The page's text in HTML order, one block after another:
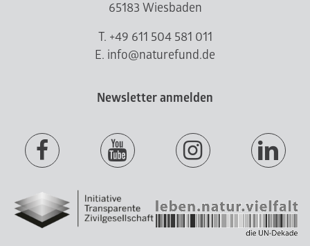
65183 Wiesbaden
T. +49 611 504 581 011
E. info@naturefund.de
Newsletter anmelden